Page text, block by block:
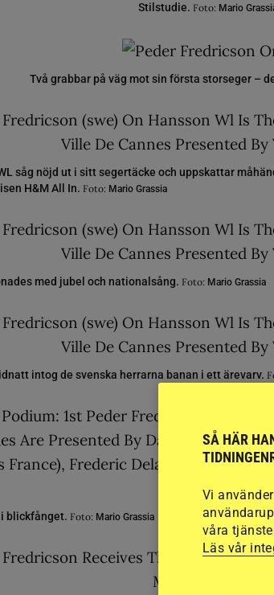
Stilstudie. Foto: Mario
Två grabbar på väg mot sin första storseger –
såg nöjd ut i sitt segertäcke och uppskattar
H&M All In. Foto: Mario Grassia
med jubel och nationalsång. Foto: Mario Grassia
intog de svenska herrarna banan i ett ärevarv.
blickfånget. Foto: Mario Grassia
SÅ HÄR
Vi
våra
Läs vår